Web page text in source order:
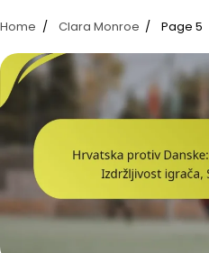
Home Clara Monroe Page 5